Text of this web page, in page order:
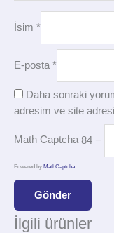
İsim *
E-posta *
Daha sonraki
adresim ve site
Math Captcha 84 −
Powered by MathCaptcha
İlgili ürünler